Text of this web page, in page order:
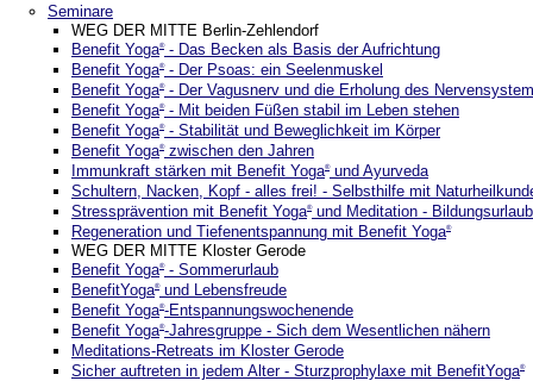
Seminare
WEG DER MITTE Berlin-Zehlendorf
Benefit Yoga®- Das Becken als Basis der Aufrichtung
Benefit Yoga®- Der Psoas: ein Seelenmuskel
Benefit Yoga®- Der Vagusnerv und die Erholung des
Benefit Yoga®- Mit beiden Füßen stabil im Leben stehen
Benefit Yoga®- Stabilität und Beweglichkeit im Körper
Benefit Yoga®zwischen den Jahren
Immunkraft stärken mit Benefit Yoga®und Ayurveda
Schultern, Nacken, Kopf - alles frei! - Selbsthilfe mit
Stressprävention mit Benefit Yoga®und Meditation - Bildungsurlaub
Regeneration und Tiefenentspannung mit Benefit Yoga®
WEG DER MITTE Kloster Gerode
Benefit Yoga®- Sommerurlaub
BenefitYoga®und Lebensfreude
Benefit Yoga®-Entspannungswochenende
Benefit Yoga®-Jahresgruppe - Sich dem Wesentlichen nähern
Meditations-Retreats im Kloster Gerode
Sicher auftreten in jedem Alter - Sturzprophylaxe mit BenefitYoga®